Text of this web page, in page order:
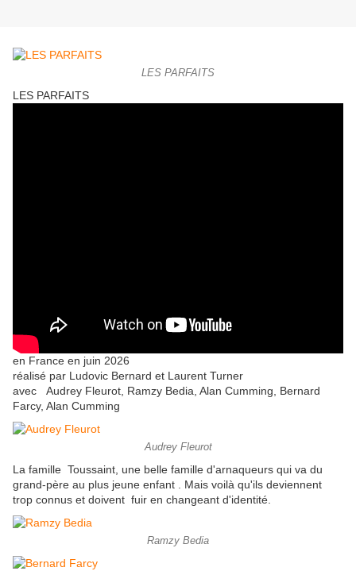
LES PARFAITS
LES PARFAITS
en France en juin 2026
réalisé par Ludovic Bernard et Laurent Turner
avec Audrey Fleurot, Ramzy Bedia, Alan Cumming, Bernard
Farcy, Alan Cumming
Audrey Fleurot
La famille Toussaint, une belle famille d'arnaqueurs qui va du
grand-père au plus jeune enfant . Mais voilà qu'ils deviennent
trop connus et doivent fuir en changeant d'identité.
Ramzy Bedia